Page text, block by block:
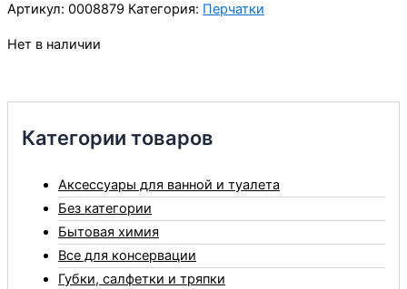
Категории товаров
Аксессуары для ванной и туалета
Без категории
Бытовая химия
Все для консервации
Губки, салфетки и тряпки
Артикул: 0008879 Категория: Перчатки
Нет в наличии